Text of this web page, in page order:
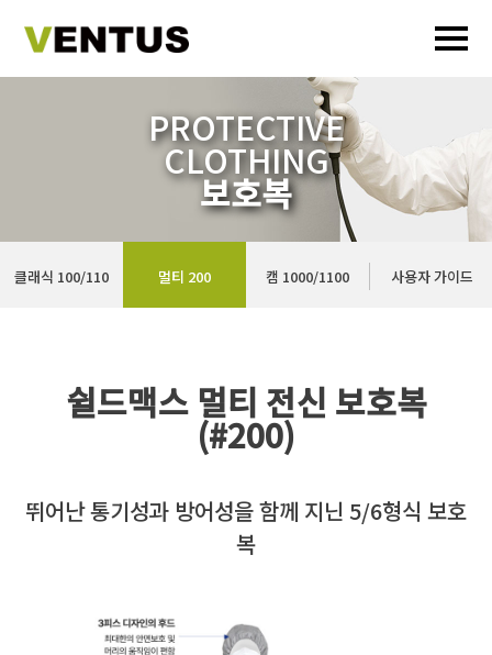
PROTECTIVE
CLOTHING
보호복
클래식 100/110 멀티 200 캠 1000/1100 사용자 가이드
쉴드맥스 멀티 전신 보호복
(#200)
뛰어난 통기성과 방어성을 함께 지닌 5/6형식 보호
복